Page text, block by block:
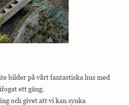
bilder på vårt fantastiska hus med
ett gäng.
och givet att vi kan synka